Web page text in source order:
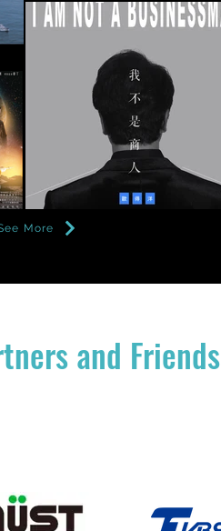
More
and Friends